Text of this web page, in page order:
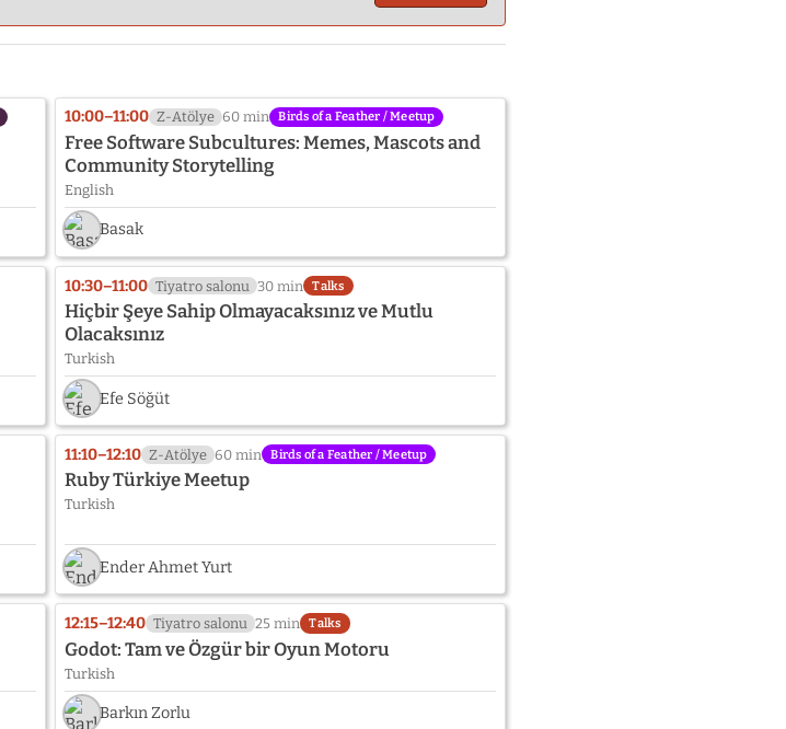
10:00–11:00 Z-Atölye 60 min Birds of a Feather / Meetup
Free Software Subcultures: Memes, Mascots and
Community Storytelling
English
Basak
10:30–11:00 Tiyatro salonu 30 min Talks
Hiçbir Şeye Sahip Olmayacaksınız ve Mutlu
Olacaksınız
Turkish
Efe Söğüt
11:10–12:10 Z-Atölye 60 min Birds of a Feather / Meetup
Ruby Türkiye Meetup
Turkish
Ender Ahmet Yurt
12:15–12:40 Tiyatro salonu 25 min Talks
Godot: Tam ve Özgür bir Oyun Motoru
Turkish
Barkın Zorlu